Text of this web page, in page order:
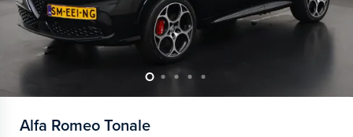
Alfa Romeo Tonale